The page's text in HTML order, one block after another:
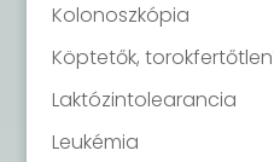
Kolonoszkópia
Köptetők,
Laktózintolearancia
Leukémia